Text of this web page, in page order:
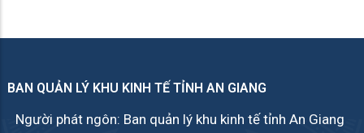
BAN QUẢN LÝ KHU KINH TẾ TỈNH AN GIANG
Người phát ngôn: Ban quản lý khu kinh tế tỉnh An Giang